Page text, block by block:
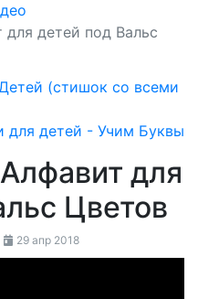
для детей под Вальс
(стишок со всеми
для детей - Учим Буквы
для
Цветов
29 апр 2018